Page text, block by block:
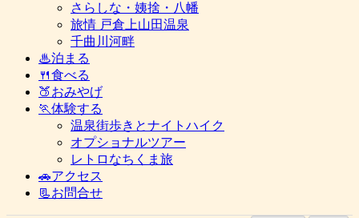
さらしな・姨捨・八幡
旅情 戸倉上山田温泉
千曲川河畔
♨泊まる
🍴食べる
🍑おみやげ
🏃体験する
温泉街歩きとナイトハイク
オプショナルツアー
レトロなちくま旅
🚗アクセス
📃お問合せ